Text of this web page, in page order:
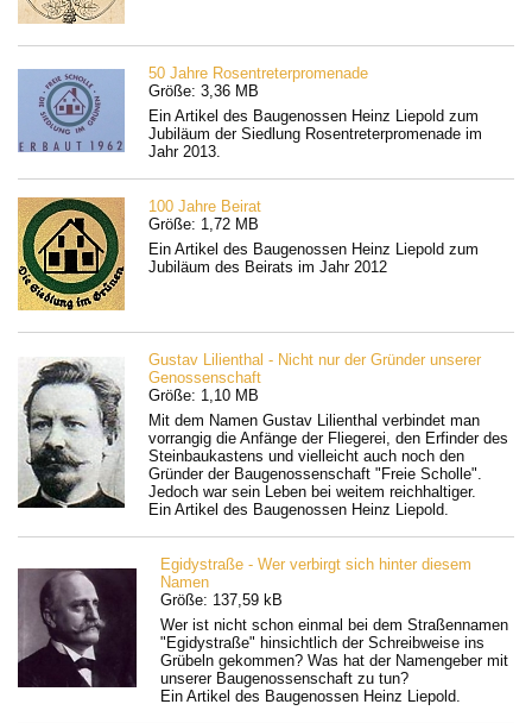
50 Jahre Rosentreterpromenade
Größe: 3,36 MB
Ein Artikel des Baugenossen Heinz Liepold zum
Jubiläum der Siedlung Rosentreterpromenade im
Jahr 2013.
100 Jahre Beirat
Größe: 1,72 MB
Ein Artikel des Baugenossen Heinz Liepold zum
Jubiläum des Beirats im Jahr 2012
Gustav Lilienthal - Nicht nur der Gründer unserer
Genossenschaft
Größe: 1,10 MB
Mit dem Namen Gustav Lilienthal verbindet man
vorrangig die Anfänge der Fliegerei, den Erfinder des
Steinbaukastens und vielleicht auch noch den
Gründer der Baugenossenschaft "Freie Scholle".
Jedoch war sein Leben bei weitem reichhaltiger.
Ein Artikel des Baugenossen Heinz Liepold.
Egidystraße - Wer verbirgt sich hinter diesem
Namen
Größe: 137,59 kB
Wer ist nicht schon einmal bei dem Straßennamen
"Egidystraße" hinsichtlich der Schreibweise ins
Grübeln gekommen? Was hat der Namengeber mit
unserer Baugenossenschaft zu tun?
Ein Artikel des Baugenossen Heinz Liepold.